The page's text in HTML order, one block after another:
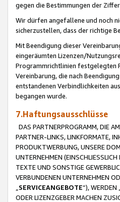
gegen die Bestimmungen der
Wir dürfen angefallene und noch
sicherzustellen, dass der richtige
Mit Beendigung dieser
eingeräumten Lizenzen/
Programmrichtlinien festgelegten
Vereinbarung, die nach
entstandenen Verbindlichkeiten
begangen wurde.
7.Haftungsausschlüsse
DAS PARTNERPROGRAMM, DIE
PARTNER-LINKS, LINKFORMATE,
PRODUKTWERBUNG, UNSERE
UNTERNEHMEN
TEXTE UND SONSTIGE
VERBUNDENEN UNTERNEHMEN
SERVICEANGEBOTE“), WERDEN
ODER LIZENZGEBER MACHEN